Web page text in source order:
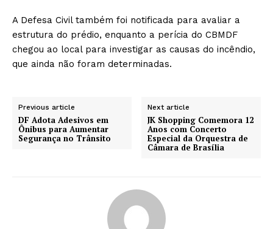
A Defesa Civil também foi notificada para avaliar a
estrutura do prédio, enquanto a perícia do CBMDF
chegou ao local para investigar as causas do incêndio,
que ainda não foram determinadas.
Previous article
DF Adota Adesivos em
Ônibus para Aumentar
Segurança no Trânsito
Next article
JK Shopping Comemora 12
Anos com Concerto
Especial da Orquestra de
Câmara de Brasília